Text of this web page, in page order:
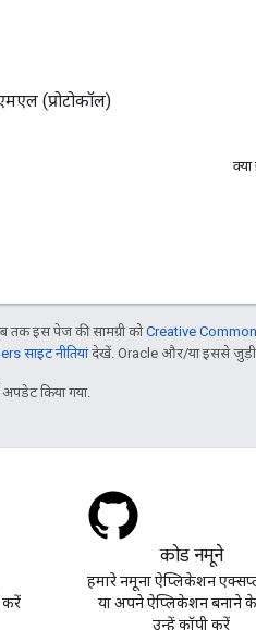
(प्रोटोकॉल)
तक इस पेज की सामग्री कोCreative
साइट नीतियांदेखें. Oracle और/या इससे जुड़ी
किया गया.
करें
कोड नमूने
हमारे नमूना ऐप्लिकेशन
या अपने ऐप्लिकेशन बनाने
उन्हें कॉपी करें